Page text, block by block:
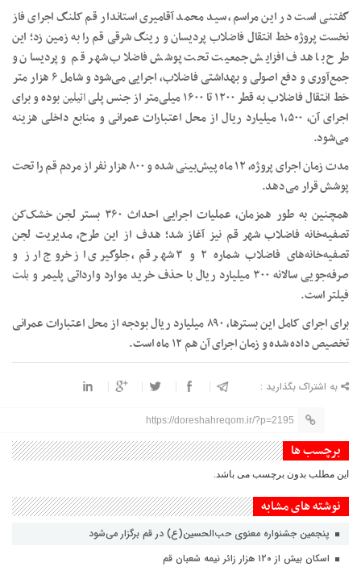
گفتنی است در این مراسم، سید محمد آقامیری استاندار قم کلنگ اجرای فاز
نخست پروژه خط انتقال فاضلاب پردیسان و رینگ شرقی قم را به زمین زد؛ این
طرح با هدف افزایش جمعیت تحت پوشش فاضلاب شهر قم و پردیسان و
جمع‌آوری و دفع اصولی و بهداشتی فاضلاب، اجرایی می‌شود و شامل ۶ هزار متر
خط انتقال فاضلاب به قطر ۱۲۰۰ تا ۱۶۰۰ میلی‌متر از جنس پلی
اتیلینبوده و برای
اجرای آن، ۱,۵۰۰ میلیارد ریال از محل اعتبارات عمرانی و منابع داخلی هزینه
می‌شود.
مدت زمان اجرای پروژه، ۱۲ ماه پیش‌بینی شده و ۸۰۰ هزار نفر از مردم قم را تحت
پوشش قرار می‌دهد.
همچنین به طور همزمان، عملیات اجرایی احداث ۳۶۰ بستر لجن خشک‌کن
تصفیه‌خانه فاضلاب شهر قم نیز آغاز شد؛ هدف از این طرح، مدیریت لجن
تصفیه‌خانه‌های فاضلاب شماره ۲ و ۳ شهر قم، جلوگیری از خروج ارز و
صرفه‌جویی سالانه ۳۰۰ میلیارد ریال با حذف خرید موارد وارداتی پلیمر و
بلت
فیلتر است.
برای اجرای کامل این بسترها، ۸۹۰ میلیارد ریال بودجه از محل اعتبارات عمرانی
تخصیص داده شده و زمان اجرای آن هم ۱۲ ماه است.
به اشتراک بگذارید :
https://doreshahreqom.ir/?p=2195
برچسب ها
این مطلب بدون برچسب می باشد.
نوشته های مشابه
پنجمین جشنواره معنوی حب‌الحسین(ع) در قم برگزار می‌شود
اسکان بیش از ۱۲۰ هزار زائر نیمه شعبان قم